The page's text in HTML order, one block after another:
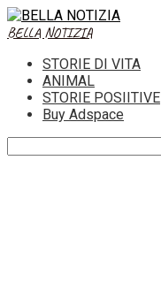
Skip
to
BELLA NOTIZIA
STORIE DI VITA
ANIMAL
STORIE POSIITIVE
Buy Adspace